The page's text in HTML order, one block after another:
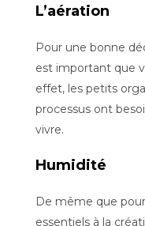
L’aération
Pour une bonne
est important que
effet, les petits
processus ont
vivre.
Humidité
De même que
essentiels à la